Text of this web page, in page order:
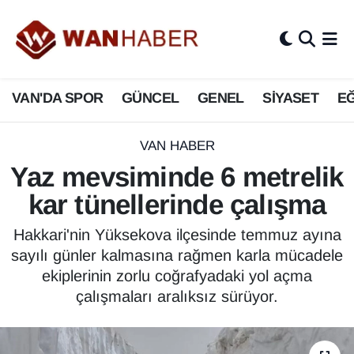
VAN'DA SPOR GÜNCEL GENEL SİYASET
VAN HABER
Yaz mevsiminde 6 metrelik
kar tünellerinde çalışma
Hakkari'nin Yüksekova ilçesinde temmuz ayına
sayılı günler kalmasına rağmen karla mücadele
ekiplerinin zorlu coğrafyadaki yol açma
çalışmaları aralıksız sürüyor.
3.SAYFA
ASAYİŞ
BİLİM VE TEKNOLOJİ
Biyografi
ÇEVRE
Deprem
Dernekler, Odalar
Van Nöbetçi Eczaneler
Van Hava Durumu
Van Namaz Vakitleri
Van Trafik Yoğunluk Haritası
Süper Lig Puan Durumu ve Fikstür
Tüm Manşetler
Son Dakika Haberleri
Haber Arşivi